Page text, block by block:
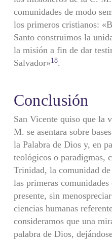
comunidades de modo
los primeros cristianos:
Santo construimos la
la misión a fin de dar
Salvador»18.
Conclusión
San Vicente quiso que la
M. se asentara sobre
la Palabra de Dios y, en
teológicos o paradigmas,
Trinidad, la comunidad
las primeras
presente, sin
ciencias humanas
consideramos que una
palabra de Dios,